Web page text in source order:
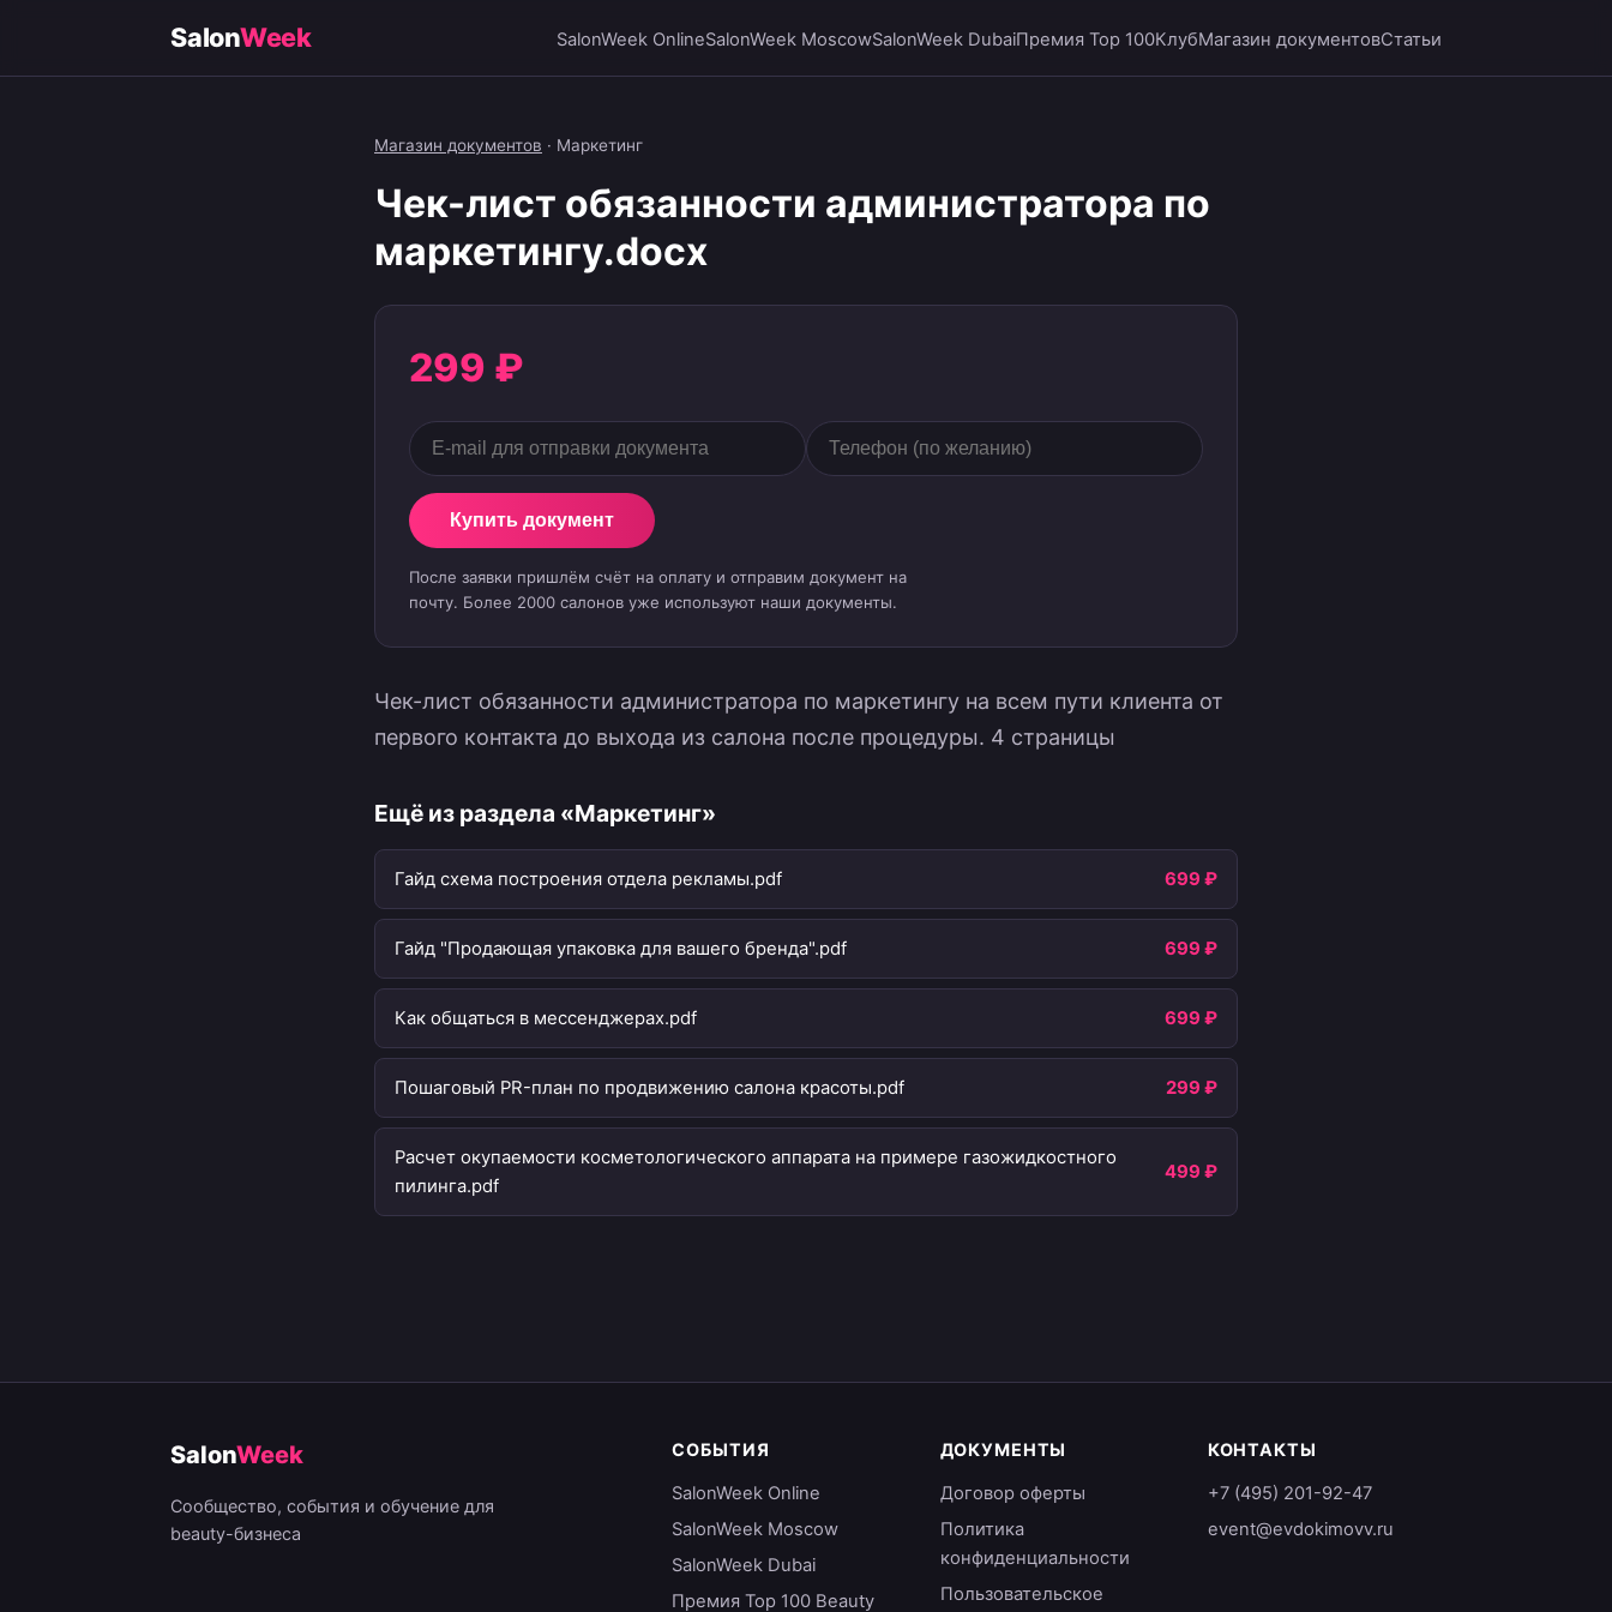
SalonWeek SalonWeek OnlineSalonWeek MoscowSalonWeek DubaiПремия Top 100КлубМагазин документовСтатьи
Магазин документов · Маркетинг
Чек-лист обязанности администратора по
маркетингу.docx
299 ₽
Купить документ
После заявки пришлём счёт на оплату и отправим документ на
почту. Более 2000 салонов уже используют наши документы.
Чек-лист обязанности администратора по маркетингу на всем пути клиента от
первого контакта до выхода из салона после процедуры. 4 страницы
Ещё из раздела «Маркетинг»
Гайд схема построения отдела рекламы.pdf 699 ₽
Гайд "Продающая упаковка для вашего бренда".pdf 699 ₽
Как общаться в мессенджерах.pdf 699 ₽
Пошаговый PR-план по продвижению салона красоты.pdf 299 ₽
Расчет окупаемости косметологического аппарата на примере газожидкостного
пилинга.pdf
499 ₽
SalonWeek
Сообщество, события и обучение для
beauty-бизнеса
СОБЫТИЯ
SalonWeek Online
SalonWeek Moscow
SalonWeek Dubai
Премия Top 100 Beauty
ДОКУМЕНТЫ
Договор оферты
Политика
конфиденциальности
Пользовательское
КОНТАКТЫ
+7 (495) 201-92-47
event@evdokimovv.ru